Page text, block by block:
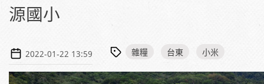
源國小
2022-01-22 13:59 雜糧 台東 小米